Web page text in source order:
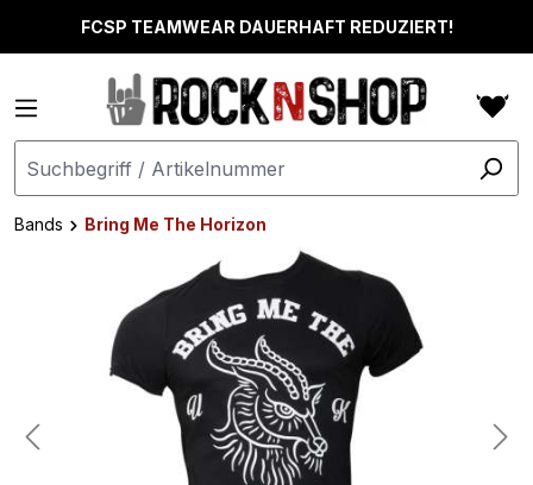
springenFCSP TEAMWEAR DAUERHAFT REDUZIERT!
Bands
Bring Me The Horizon
Bildergalerie überspringen